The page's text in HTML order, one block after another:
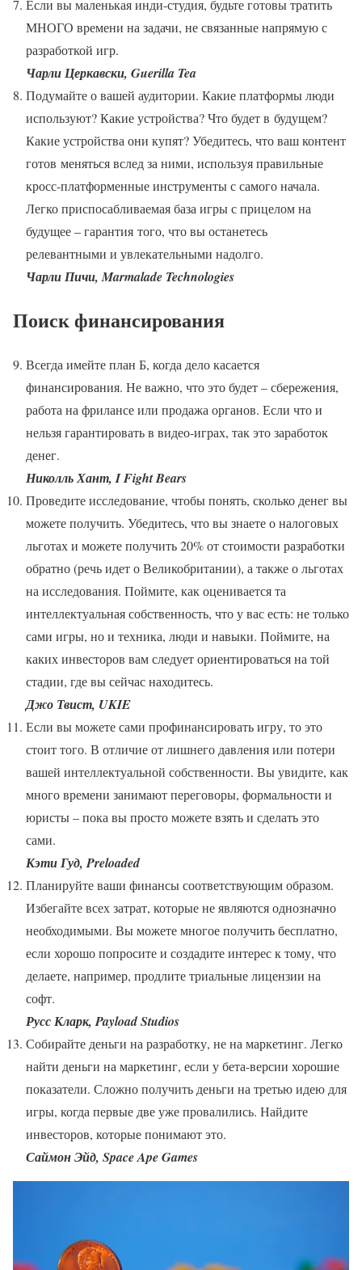
Если вы маленькая инди-студия, будьте готовы тратить
МНОГО времени на задачи, не связанные напрямую с
разработкой игр.
Чарли Церкавски, Guerilla Tea
Подумайте о вашей аудитории. Какие платформы люди
используют? Какие устройства? Что будет в будущем?
Какие устройства они купят? Убедитесь, что ваш контент
готов меняться вслед за ними, используя правильные
кросс-платформенные инструменты с самого начала.
Легко приспосабливаемая база игры с прицелом на
будущее – гарантия того, что вы останетесь
релевантными и увлекательными надолго.
Чарли Пичи, Marmalade Technologies
Поиск финансирования
Всегда имейте план Б, когда дело касается
финансирования. Не важно, что это будет – сбережения,
работа на фрилансе или продажа органов. Если что и
нельзя гарантировать в видео-играх, так это заработок
денег.
Николль Хант, I Fight Bears
Проведите исследование, чтобы понять, сколько денег вы
можете получить. Убедитесь, что вы знаете о налоговых
льготах и можете получить 20% от стоимости разработки
обратно (речь идет о Великобритании), а также о льготах
на исследования. Поймите, как оценивается та
интеллектуальная собственность, что у вас есть: не только
сами игры, но и техника, люди и навыки. Поймите, на
каких инвесторов вам следует ориентироваться на той
стадии, где вы сейчас находитесь.
Джо Твист, UKIE
Если вы можете сами профинансировать игру, то это
стоит того. В отличие от лишнего давления или потери
вашей интеллектуальной собственности. Вы увидите, как
много времени занимают переговоры, формальности и
юристы – пока вы просто можете взять и сделать это
сами.
Кэти Гуд, Preloaded
Планируйте ваши финансы соответствующим образом.
Избегайте всех затрат, которые не являются однозначно
необходимыми. Вы можете многое получить бесплатно,
если хорошо попросите и создадите интерес к тому, что
делаете, например, продлите триальные лицензии на
софт.
Русс Кларк, Payload Studios
Собирайте деньги на разработку, не на маркетинг. Легко
найти деньги на маркетинг, если у бета-версии хорошие
показатели. Сложно получить деньги на третью идею для
игры, когда первые две уже провалились. Найдите
инвесторов, которые понимают это.
Саймон Эйд, Space Ape Games